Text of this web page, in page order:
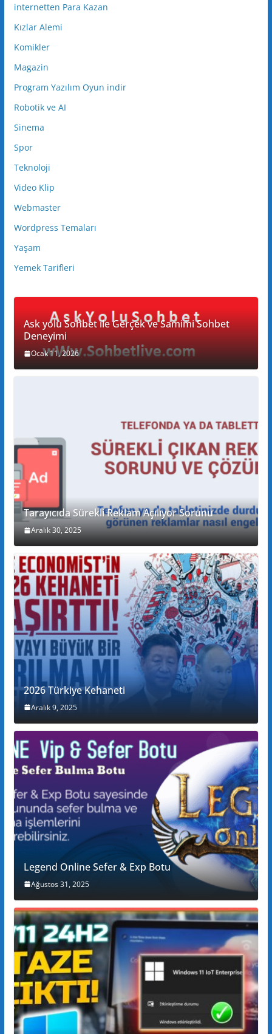
internetten Para Kazan
Kızlar Alemi
Komikler
Magazin
Program Yazılım Oyun indir
Robotik ve AI
Sinema
Spor
Teknoloji
Video Klip
Webmaster
Wordpress Temaları
Yaşam
Yemek Tarifleri
Ask yolu Sohbet ile Gerçek ve Samimi Sohbet
Deneyimi
Ocak 11, 2026
Tarayıcıda Sürekli Reklam Açılıyor Sorunu
Aralık 30, 2025
2026 Türkiye Kehaneti
Aralık 9, 2025
Legend Online Sefer & Exp Botu
Ağustos 31, 2025